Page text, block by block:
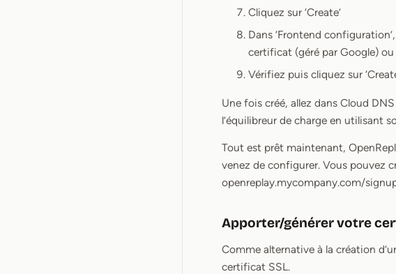
Cliquez sur ‘Create’
Dans ‘Frontend
certificat (géré par Google) ou
Vérifiez puis cliquez sur
Une fois créé, allez dans Cloud
l’équilibreur de charge en utilisant
Tout est prêt maintenant,
venez de configurer. Vous pouvez
openreplay.mycompany.com/
Apporter/générer votre
Comme alternative à la création
certificat SSL.